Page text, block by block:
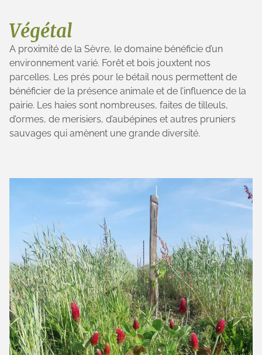
Végétal
A proximité de la Sèvre, le domaine bénéficie d’un
environnement varié. Forêt et bois jouxtent nos
parcelles. Les prés pour le bétail nous permettent de
bénéficier de la présence animale et de l’influence de la
pairie. Les haies sont nombreuses, faites de tilleuls,
d’ormes, de merisiers, d’aubépines et autres pruniers
sauvages qui amènent une grande diversité.